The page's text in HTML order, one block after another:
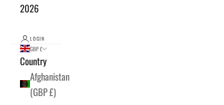
2026
LOGIN
GBP £
Country
Afghanistan
(GBP £)